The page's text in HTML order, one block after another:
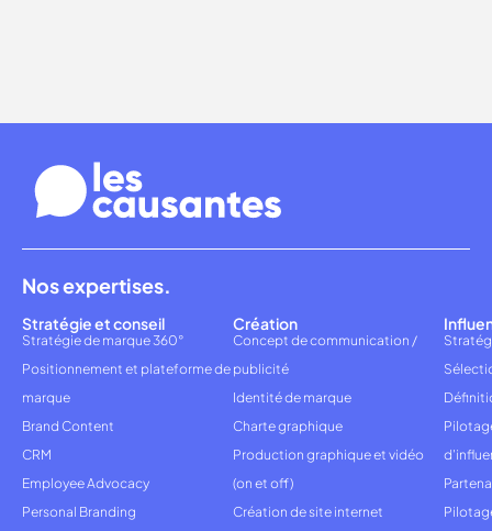
Nos expertises.
Stratégie et conseil
Stratégie de marque 360°
Positionnement et plateforme de
marque
Brand Content
CRM
Employee Advocacy
Personal Branding
Création
Concept de communication /
publicité
Identité de marque
Charte graphique
Production graphique et vidéo
(on et off)
Création de site internet